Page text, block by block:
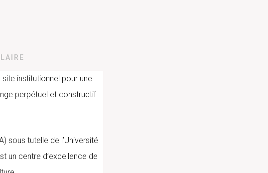
institutionnel pour une
perpétuel et constructif
sous tutelle de l’Université
un centre d’excellence de